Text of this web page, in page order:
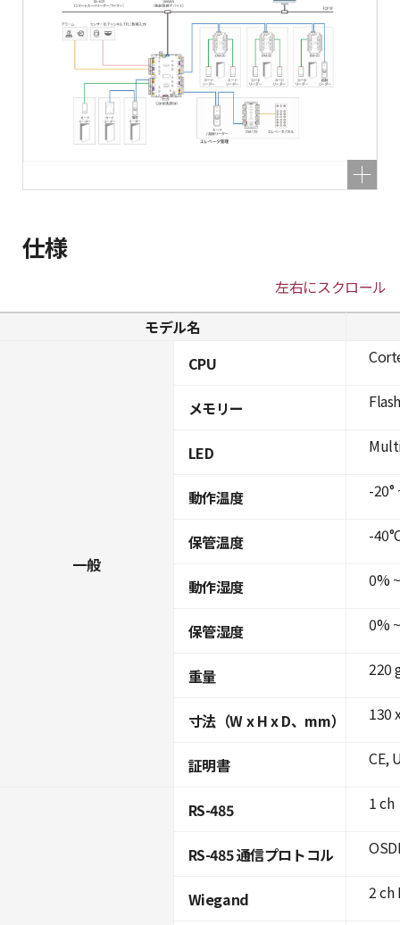
仕様
左右にスクロール
モデル名
一般
CPU
メモリー
LED
動作温度
保管温度
動作湿度
保管湿度
重量
寸法（W x H x D、mm）
証明書
RS-485
RS-485 通信プロトコル
Wiegand
-20°
-
0%
0%
220
130
CE,
1 ch
2 ch